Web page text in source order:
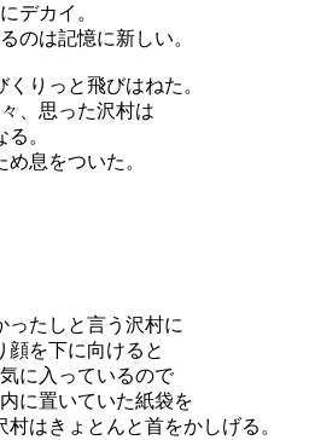
デカイ。
のは記憶に新しい。
りっと飛びはねた。
、思った沢村は
。
息をついた。
ったしと言う沢村に
顔を下に向けると
に入っているので
に置いていた紙袋を
はきょとんと首をかしげる。